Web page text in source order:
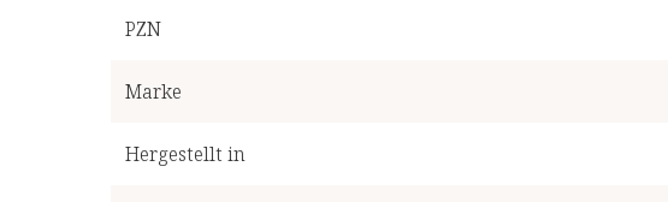
PZN
Marke
Hergestellt in